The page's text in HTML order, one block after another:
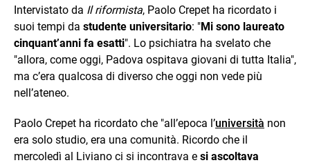
Intervistato da Il riformista, Paolo Crepet ha ricordato i
suoi tempi da studente universitario: "Mi sono laureato
cinquant’anni fa esatti". Lo psichiatra ha svelato che
"allora, come oggi, Padova ospitava giovani di tutta Italia",
ma c’era qualcosa di diverso che oggi non vede più
nell’ateneo.
Paolo Crepet ha ricordato che "all’epoca l’università non
era solo studio, era una comunità. Ricordo che il
mercoledì al Liviano ci si incontrava e si ascoltava